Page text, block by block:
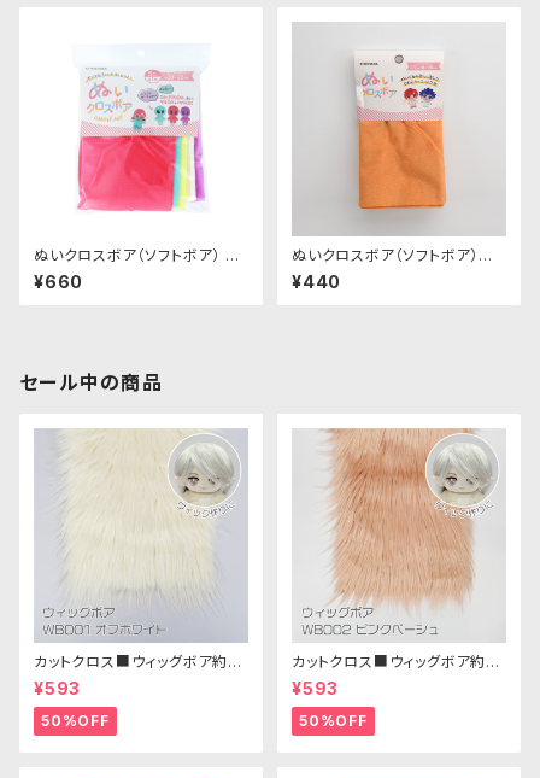
ぬいクロスボア（ソフトボア） ア
ソートセット（ビビッドカラー）｜
清原株式会社
¥660
ぬいクロスボア（ソフトボア）カッ
トクロス（アプリコット）｜清原株
式会社
¥440
セール中の商品
カットクロス■ウィッグボア約8c
m(オフホワイト)WB001 ボア生
地 25cm × 45cm
¥593
50%OFF
カットクロス■ウィッグボア約8c
m(ピンクベージュ)WB002ボア
生地 25cm × 45cm
¥593
50%OFF